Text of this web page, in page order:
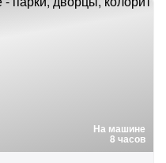
На машине
8 часов